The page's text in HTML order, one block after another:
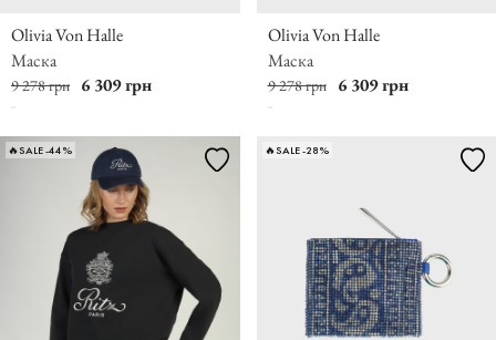
Olivia Von Halle
Маска
9 278 грн 6 309 грн
Olivia Von Halle
Маска
9 278 грн 6 309 грн
🔥SALE -44% 🔥SALE -28%